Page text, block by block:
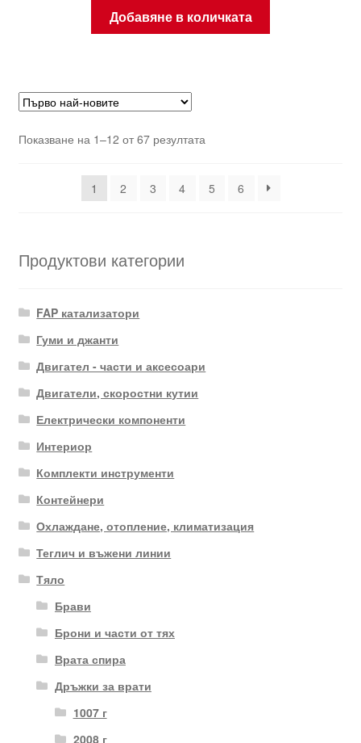
Добавяне в количката
Показване на 1–12 от 67 резултатаSorted
1
2 3 4 5 6
Продуктови категории
FAP катализатори
Гуми и джанти
Двигател - части и аксесоари
Двигатели, скоростни кутии
Електрически компоненти
Интериор
Комплекти инструменти
Контейнери
Охлаждане, отопление, климатизация
Теглич и въжени линии
Тяло
Брави
Брони и части от тях
Врата спира
Дръжки за врати
1007 г
2008 г